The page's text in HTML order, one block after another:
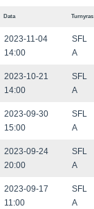
Data Turnyras
2023-11-04
14:00
SFL
A
2023-10-21
14:00
SFL
A
2023-09-30
15:00
SFL
A
2023-09-24
20:00
SFL
A
2023-09-17
11:00
SFL
A